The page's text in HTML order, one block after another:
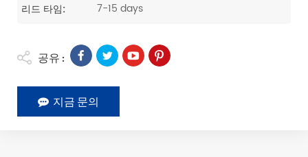
리드 타임: 7-15 days
공유 :
지금 문의